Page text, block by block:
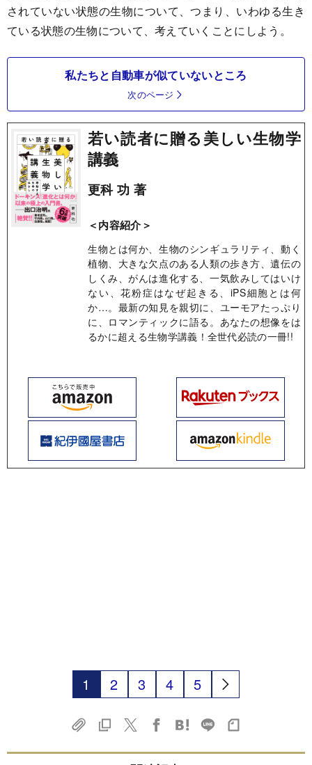
されていない状態の生物について、つまり、いわゆる生き
ている状態の生物について、考えていくことにしよう。
私たちと自動車が似ていないところ
次のページ
若い読者に贈る美しい生物学
講義
更科 功 著
＜内容紹介＞
生物とは何か、生物のシンギュラリティ、動く
植物、大きな欠点のある人類の歩き方、遺伝の
しくみ、がんは進化する、一気飲みしてはいけ
ない、花粉症はなぜ起きる、iPS細胞とは何
か…。最新の知見を親切に、ユーモアたっぷり
に、ロマンティックに語る。あなたの想像をは
るかに超える生物学講義！全世代必読の一冊!!
1 2 3 4 5